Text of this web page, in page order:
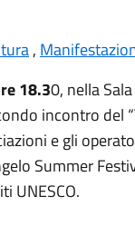
,
18.30, nella
incontro del
e gli
Summer
UNESCO.